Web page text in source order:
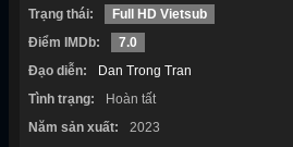
Trạng thái:
Full HD Vietsub
Điểm IMDb:
7.0
Đạo diễn:
Dan Trong Tran
Tình trạng:
Hoàn tất
Năm sản xuất:
2023